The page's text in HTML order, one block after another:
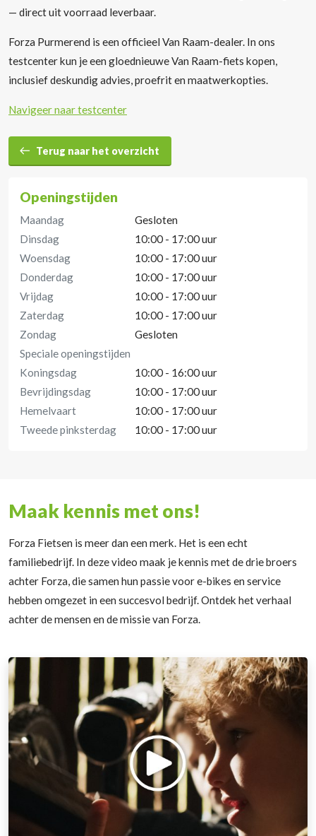
— direct uit voorraad leverbaar.
Forza Purmerend is een officieel Van Raam-dealer. In ons
testcenter kun je een gloednieuwe Van Raam-fiets kopen,
inclusief deskundig advies, proefrit en maatwerkopties.
Navigeer naar testcenter
Terug naar het overzicht
Openingstijden
Maandag
Gesloten
Dinsdag
10:00 - 17:00 uur
Woensdag
10:00 - 17:00 uur
Donderdag
10:00 - 17:00 uur
Vrijdag
10:00 - 17:00 uur
Zaterdag
10:00 - 17:00 uur
Zondag
Gesloten
Speciale openingstijden
Koningsdag
10:00 - 16:00 uur
Bevrijdingsdag
10:00 - 17:00 uur
Hemelvaart
10:00 - 17:00 uur
Tweede pinksterdag
10:00 - 17:00 uur
Maak kennis met ons!
Forza Fietsen is meer dan een merk. Het is een echt
familiebedrijf. In deze video maak je kennis met de drie broers
achter Forza, die samen hun passie voor e-bikes en service
hebben omgezet in een succesvol bedrijf. Ontdek het verhaal
achter de mensen en de missie van Forza.